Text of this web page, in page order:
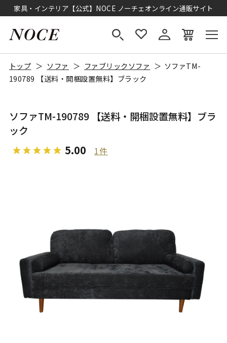
家具・インテリア【公式】NOCE ノーチェオンライン通販サイト
トップ ソファ ファブリックソファ
ソファTM-
190789 【送料・開梱設置無料】ブラック
ソファTM-190789 【送料・開梱設置無料】ブラ
ック
5.00 1件